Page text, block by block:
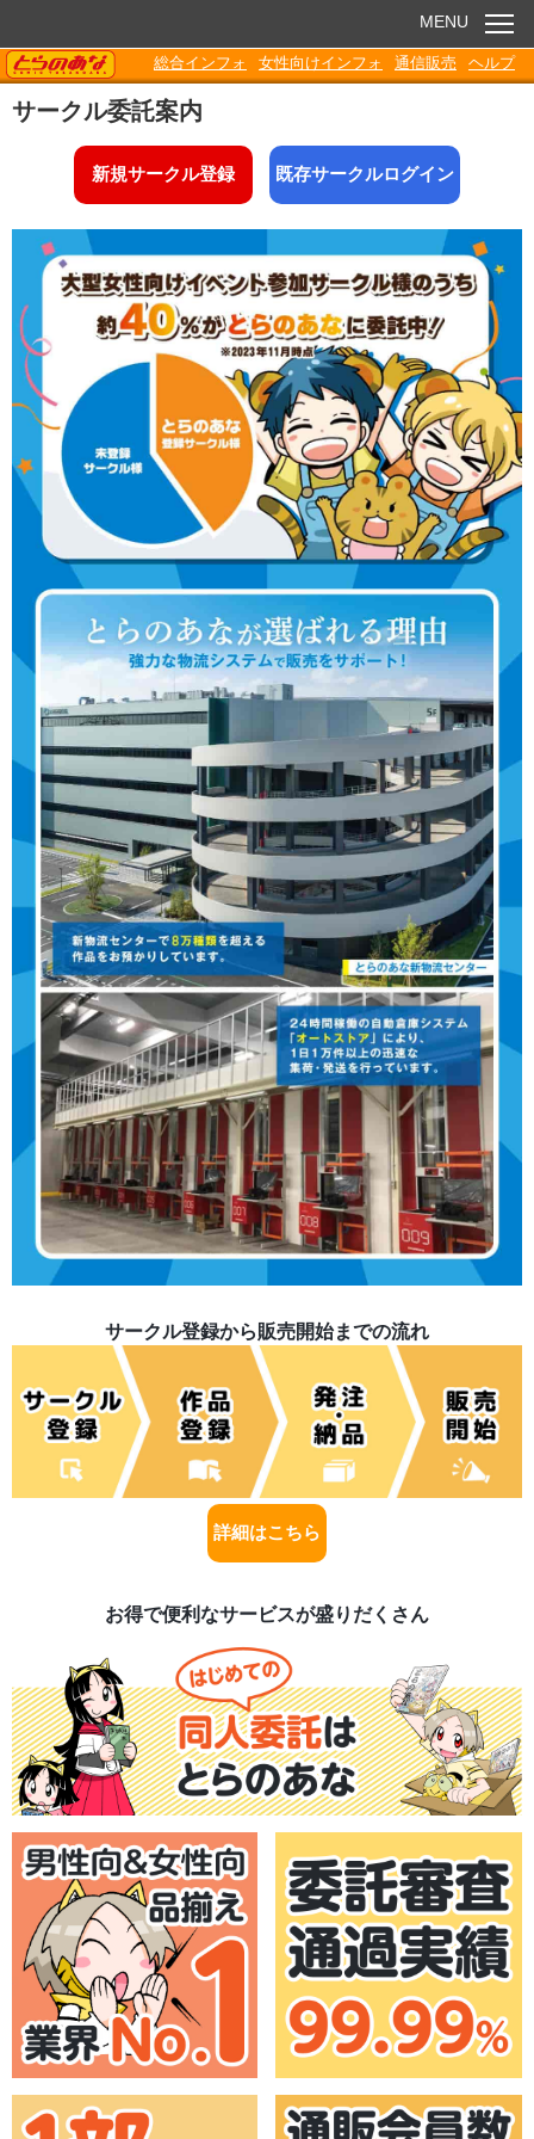
お知らせ
電子書籍
Q&A
各種ダウンロード
MENU
TORANOANA
総合インフォ 女性向けインフォ 通信販売 ヘルプ
サークル委託案内
新規サークル登録 既存サークルログイン
サークル登録から販売開始までの流れ
詳細はこちら
お得で便利なサービスが盛りだくさん